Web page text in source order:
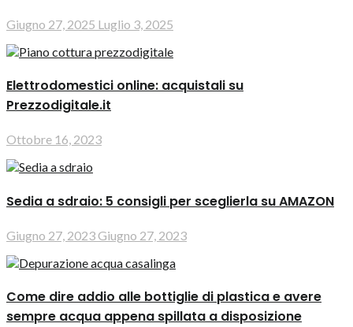
Giugno 27, 2025 Luglio 3, 2025
Elettrodomestici online: acquistali su
Prezzodigitale.it
Ottobre 16, 2023
Sedia a sdraio: 5 consigli per sceglierla su AMAZON
Giugno 27, 2023Giugno 27, 2023
Come dire addio alle bottiglie di plastica e avere
sempre acqua appena spillata a disposizione